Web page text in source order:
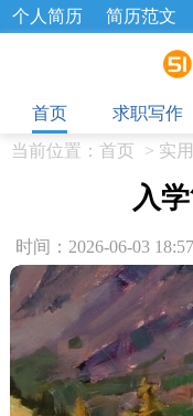
个人简历 简历范文
招聘选拔
工作总结
首页
求职写作
当前位置： 首页 > 实
入
时间：2026-06-03